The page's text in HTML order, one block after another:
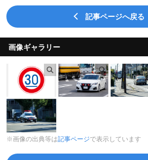
記事ページへ戻る
画像ギャラリー
※画像の出典等は記事ページで表示しています